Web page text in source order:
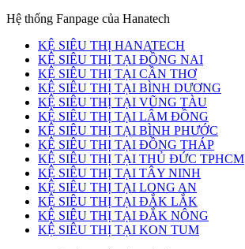
Hệ thống Fanpage của Hanatech
KỆ SIÊU THỊ HANATECH
KỆ SIÊU THỊ TẠI ĐỒNG NAI
KỆ SIÊU THỊ TẠI CẦN THƠ
KỆ SIÊU THỊ TẠI BÌNH DƯƠNG
KỆ SIÊU THỊ TẠI VŨNG TÀU
KỆ SIÊU THỊ TẠI LÂM ĐỒNG
KỆ SIÊU THỊ TẠI BÌNH PHƯỚC
KỆ SIÊU THỊ TẠI ĐỒNG THÁP
KỆ SIÊU THỊ TẠI THỦ ĐỨC TPHCM
KỆ SIÊU THỊ TẠI TÂY NINH
KỆ SIÊU THỊ TẠI LONG AN
KỆ SIÊU THỊ TẠI ĐẮK LẮK
KỆ SIÊU THỊ TẠI ĐẮK NÔNG
KỆ SIÊU THỊ TẠI KON TUM